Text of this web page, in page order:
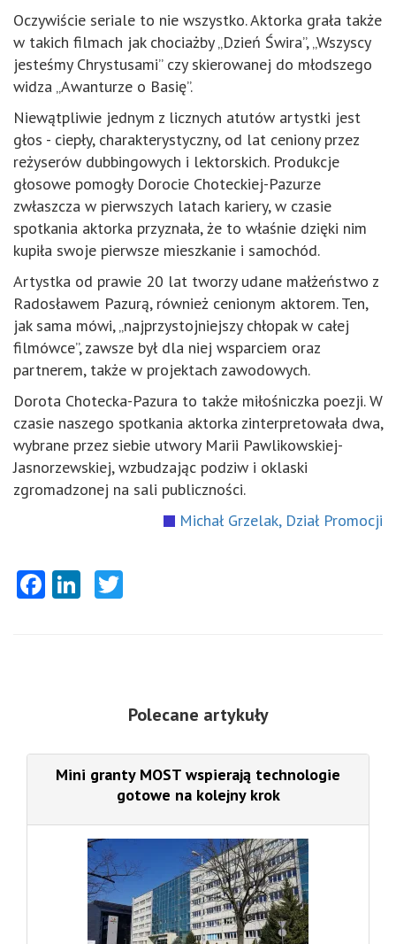
Oczywiście seriale to nie wszystko. Aktorka grała także
w takich filmach jak chociażby „Dzień Świra”, „Wszyscy
jesteśmy Chrystusami” czy skierowanej do młodszego
widza „Awanturze o Basię”.
Niewątpliwie jednym z licznych atutów artystki jest
głos - ciepły, charakterystyczny, od lat ceniony przez
reżyserów dubbingowych i lektorskich. Produkcje
głosowe pomogły Dorocie Choteckiej-Pazurze
zwłaszcza w pierwszych latach kariery, w czasie
spotkania aktorka przyznała, że to właśnie dzięki nim
kupiła swoje pierwsze mieszkanie i samochód.
Artystka od prawie 20 lat tworzy udane małżeństwo z
Radosławem Pazurą, również cenionym aktorem. Ten,
jak sama mówi, „najprzystojniejszy chłopak w całej
filmówce”, zawsze był dla niej wsparciem oraz
partnerem, także w projektach zawodowych.
Dorota Chotecka-Pazura to także miłośniczka poezji. W
czasie naszego spotkania aktorka zinterpretowała dwa,
wybrane przez siebie utwory Marii Pawlikowskiej-
Jasnorzewskiej, wzbudzając podziw i oklaski
zgromadzonej na sali publiczności.
Michał Grzelak, Dział Promocji
Facebook
LinkedIn
Polecane artykuły
Mini granty MOST wspierają technologie
gotowe na kolejny krok